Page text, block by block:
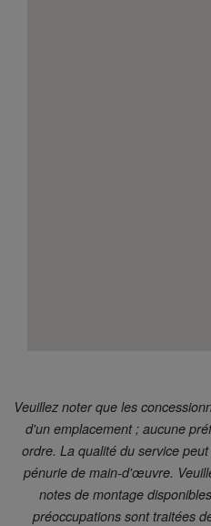
Veuillez noter que les
d'un emplacement ; aucune
ordre. La qualité du service
pénurie de main-d'œuvre.
notes de montage
préoccupations sont traitées